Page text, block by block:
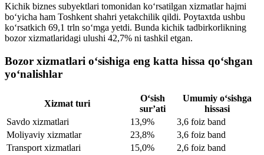
Kichik biznes subyektlari tomonidan ko‘rsatilgan xizmatlar hajmi
bo‘yicha ham Toshkent shahri yetakchilik qildi. Poytaxtda ushbu
ko‘rsatkich 69,1 trln so‘mga yetdi. Bunda kichik tadbirkorlikning
bozor xizmatlaridagi ulushi 42,7% ni tashkil etgan.
Bozor xizmatlari o‘sishiga eng katta hissa qo‘shgan
yo‘nalishlar
Xizmat turi
O‘sish
sur’ati
Umumiy o‘sishga
hissasi
Savdo xizmatlari
13,9%
3,6 foiz band
Moliyaviy xizmatlar
23,8%
3,6 foiz band
Transport xizmatlari
15,0%
2,6 foiz band